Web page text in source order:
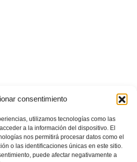
consentimiento
utilizamos tecnologías como las
a la información del dispositivo. El
nos permitirá procesar datos como el
o las identificaciones únicas en este sitio.
puede afectar negativamente a